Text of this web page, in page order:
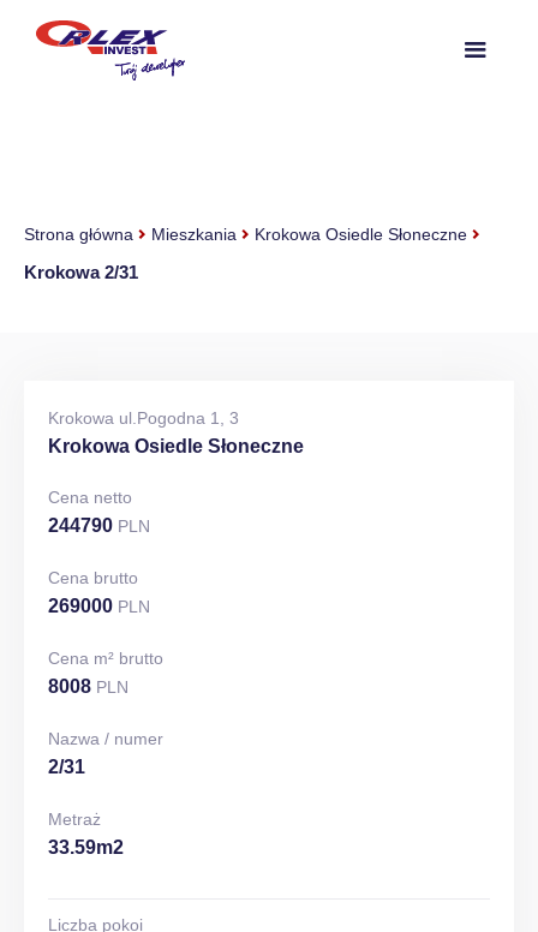
Strona główna Mieszkania Krokowa Osiedle Słoneczne
Krokowa 2/31
Krokowa ul.Pogodna 1, 3
Krokowa Osiedle Słoneczne
Cena netto
244790 PLN
Cena brutto
269000 PLN
Cena m² brutto
8008 PLN
Nazwa / numer
2/31
Metraż
33.59m2
Liczba pokoi